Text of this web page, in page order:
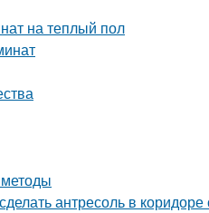
на теплый пол
антресоль в